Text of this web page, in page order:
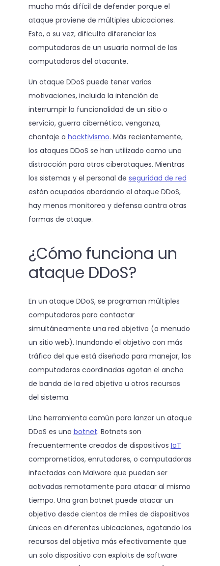
mucho más difícil de defender porque el
ataque proviene de múltiples ubicaciones.
Esto, a su vez, dificulta diferenciar las
computadoras de un usuario normal de las
computadoras del atacante.
Un ataque DDoS puede tener varias
motivaciones, incluida la intención de
interrumpir la funcionalidad de un sitio o
servicio, guerra cibernética, venganza,
chantaje o hacktivismo. Más recientemente,
los ataques DDoS se han utilizado como una
distracción para otros ciberataques. Mientras
los sistemas y el personal de seguridad de red
están ocupados abordando el ataque DDoS,
hay menos monitoreo y defensa contra otras
formas de ataque.
¿Cómo funciona un
ataque DDoS?
En un ataque DDoS, se programan múltiples
computadoras para contactar
simultáneamente una red objetivo (a menudo
un sitio web). Inundando el objetivo con más
tráfico del que está diseñado para manejar, las
computadoras coordinadas agotan el ancho
de banda de la red objetivo u otros recursos
del sistema.
Una herramienta común para lanzar un ataque
DDoS es una botnet. Botnets son
frecuentemente creados de dispositivos IoT
comprometidos, enrutadores, o computadoras
infectadas con Malware que pueden ser
activadas remotamente para atacar al mismo
tiempo. Una gran botnet puede atacar un
objetivo desde cientos de miles de dispositivos
únicos en diferentes ubicaciones, agotando los
recursos del objetivo más efectivamente que
un solo dispositivo con exploits de software